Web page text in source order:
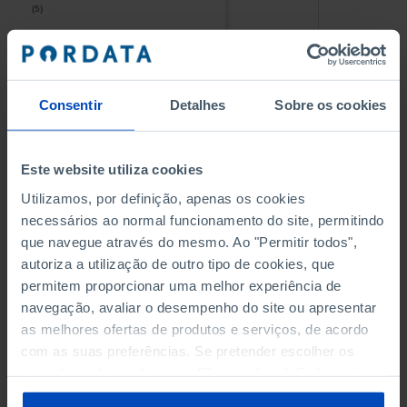
Consentir Detalhes Sobre os cookies
Este website utiliza cookies
Utilizamos, por definição, apenas os cookies
necessários ao normal funcionamento do site, permitindo
que navegue através do mesmo. Ao "Permitir todos",
autoriza a utilização de outro tipo de cookies, que
permitem proporcionar uma melhor experiência de
navegação, avaliar o desempenho do site ou apresentar
as melhores ofertas de produtos e serviços, de acordo
com as suas preferências. Se pretender escolher os
sobre cookies através da gestão de preferências ou da
(5)
(5)
PESSOAL AO SERVIÇO NAS
PESSOAL AO SERVIÇO NAS
DO MUNICÍPIO (%)
Empresas não financeiras
DO MUNICÍPIO (%)
Empresas não financeiras
VOLUME DE NEGÓCIOS DAS
QUATRO MAIORES EMPRESAS
DO MUNICÍPIO (%)
VOLUME DE NEGÓCIOS DAS
QUATRO MAIORES EMPRESAS
DO MUNICÍPIO (%)
-
BANCOS, CAIXAS ECONÓMICAS
BANCOS, CAIXAS ECONÓMICAS
CAIXAS DE CRÉDITO AGRÍCOLA
CAIXAS DE CRÉDITO AGRÍCOLA